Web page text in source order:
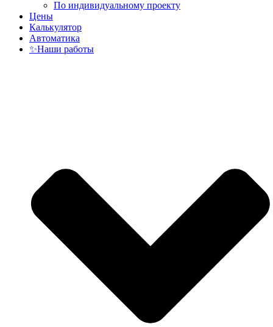
По индивидуальному проекту
Цены
Калькулятор
Автоматика
✨Наши работы